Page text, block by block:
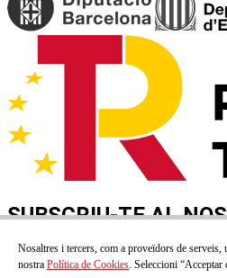
SUBSCRIU-TE AL
Correu electrónic
Nosaltres i tercers, com a proveïdors de
nostra Política de Cookies. Seleccioni